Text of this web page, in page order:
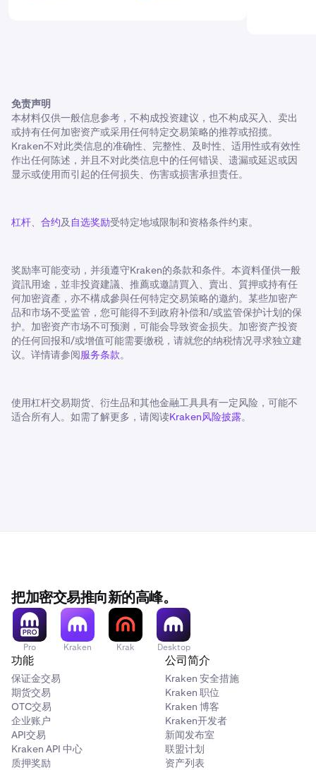
免责声明
本材料仅供一般信息参考，不构成投资建议，也不构成买入、卖出
或持有任何加密资产或采用任何特定交易策略的推荐或招揽。
Kraken不对此类信息的准确性、完整性、及时性、适用性或有效性
作出任何陈述，并且不对此类信息中的任何错误、遗漏或延迟或因
显示或使用而引起的任何损失、伤害或损害承担责任。
杠杆、 合约及 自选奖励受特定地域限制和资格条件约束。
奖励率可能变动，并须遵守Kraken的条款和条件。本資料僅供一般
資訊用途，並非投資建議、推薦或邀請買入、賣出、質押或持有任
何加密資產，亦不構成參與任何特定交易策略的邀約。某些加密产
品和市场不受监管，您可能得不到政府补偿和/或监管保护计划的保
护。加密资产市场不可预测，可能会导致资金损失。加密资产投资
的任何回报和/或增值可能需要缴税，请就您的纳税情况寻求独立建
议。详情请参阅服务条款。
使用杠杆交易期货、衍生品和其他金融工具具有一定风险，可能不
适合所有人。如需了解更多，请阅读Kraken风险披露。
把加密交易推向新的高峰。
Pro Kraken Krak Desktop
功能
保证金交易
期货交易
OTC交易
企业账户
API交易
Kraken API 中心
质押奖励
公司简介
Kraken 安全措施
Kraken 职位
Kraken 博客
Kraken开发者
新闻发布室
联盟计划
资产列表